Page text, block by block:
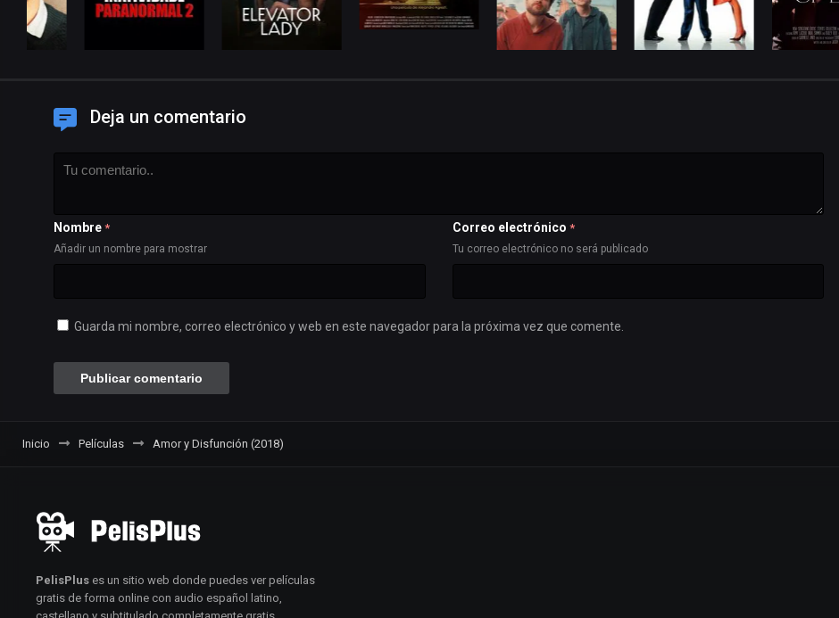
Deja un comentario
Nombre *
Añadir un nombre para mostrar
Correo electrónico *
Tu correo electrónico no será publicado
Guarda mi nombre, correo electrónico y web en este navegador para la próxima vez que comente.
Inicio Películas Amor y Disfunción (2018)
PelisPlus es un sitio web donde puedes ver películas
gratis de forma online con audio español latino,